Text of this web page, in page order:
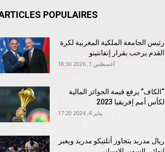
POPULAIRES
رئيس الجامعة الملكية المغربية لكرة
القدم يرحب بقرار إنفانتينو
أغسطس 1, 2026 18:30
“الكاف” يرفع قيمة الجوائز المالية
لكأس أمم إفريقيا 2023
يناير 4, 2024 17:20
ريال مدريد يتجاوز أتلتيكو مدريد ويعبر